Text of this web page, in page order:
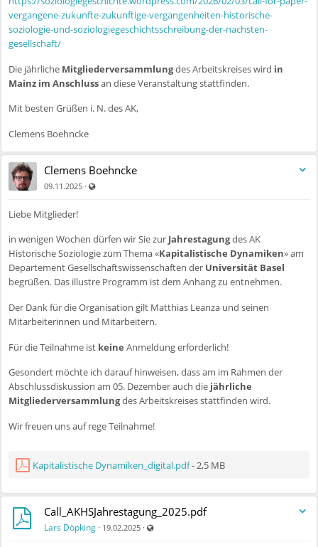
vergangene-zukunfte-zukunftige-vergangenheiten-historische-
soziologie-und-soziologiegeschichtsschreibung-der-nachsten-
gesellschaft/
Die jährliche Mitgliederversammlungdes Arbeitskreises wird in
Mainz im Anschlussan diese Veranstaltung stattfinden.
Mit besten Grüßen i. N. des AK,
Clemens Boehncke
Clemens Boehncke
09.11.2025 ·
Liebe Mitglieder!
in wenigen Wochen dürfen wir Sie zur Jahrestagungdes AK
Historische Soziologie zum Thema «Kapitalistische Dynamiken» am
Departement Gesellschaftswissenschaften der Universität Basel
begrüßen. Das illustre Programm ist dem Anhang zu entnehmen.
Der Dank für die Organisation gilt Matthias Leanza und seinen
Mitarbeiterinnen und Mitarbeitern.
Für die Teilnahme ist keine Anmeldung erforderlich!
Gesondert möchte ich darauf hinweisen, dass am im Rahmen der
Abschlussdiskussion am 05. Dezember auch die jährliche
Mitgliederversammlungdes Arbeitskreises stattfinden wird.
Wir freuen uns auf rege Teilnahme!
Kapitalistische Dynamiken_digital.pdf- 2,5 MB
Call_AKHSJahrestagung_2025.pdf
Lars Döpking · 19.02.2025 ·